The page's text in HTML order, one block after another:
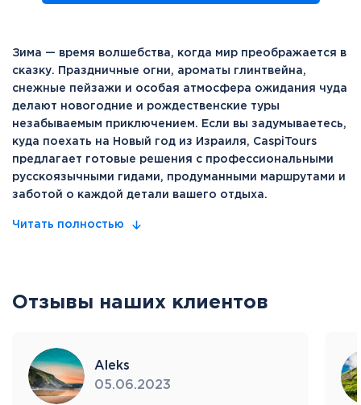
гостинице, выйдем полюбоваться самыми
нарядными улицами рождественского Лондона.
Пройдем по торжественнонарядной Риджент-
Стрит, по авангардной, яркой, вечно молодой
улице Карнаби,выйдем к площади Пикадилли,
где пересекаются все лондонские артерии, где
распоряжении – проездной билет на все виды
так что передвигаться по городу будет легко и
Зима — время волшебства, когда мир преображается в
сказку. Праздничные огни, ароматы глинтвейна,
снежные пейзажи и особая атмосфера ожидания чуда
делают новогодние и рождественские туры
незабываемым приключением. Если вы задумываетесь,
куда поехать на Новый год из Израиля, CaspiTours
предлагает готовые решения с профессиональными
русскоязычными гидами, продуманными маршрутами и
заботой о каждой детали вашего отдыха.
Читать полностью
Отзывы наших клиентов
Aleks
05.06.2023